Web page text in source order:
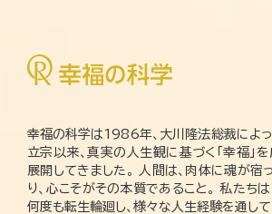
幸福の科学は1986年、大川隆法総裁によっ
立宗以来、真実の人生観に基づく「幸福」
展開してきました。 人間は、肉体に魂が宿
り、心こそがその本質であること。 私たち
何度も転生輪廻し、様々な人生経験を通し